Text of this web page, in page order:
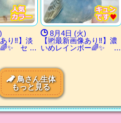
り‼️】淡
🌈✨ セ …
8月4日 (火)
【🆙最新画像あり‼️】濃
いめレインボー🌈✨ …
鳥さん生体
もっと見る